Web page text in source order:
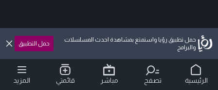
حمل تطبيق رؤيا واستمتع بمشاهدة احدث المسلسلات
والبرامج
حمل التطبيق
الرئيسية تصفح مباشر قائمتي المزيد